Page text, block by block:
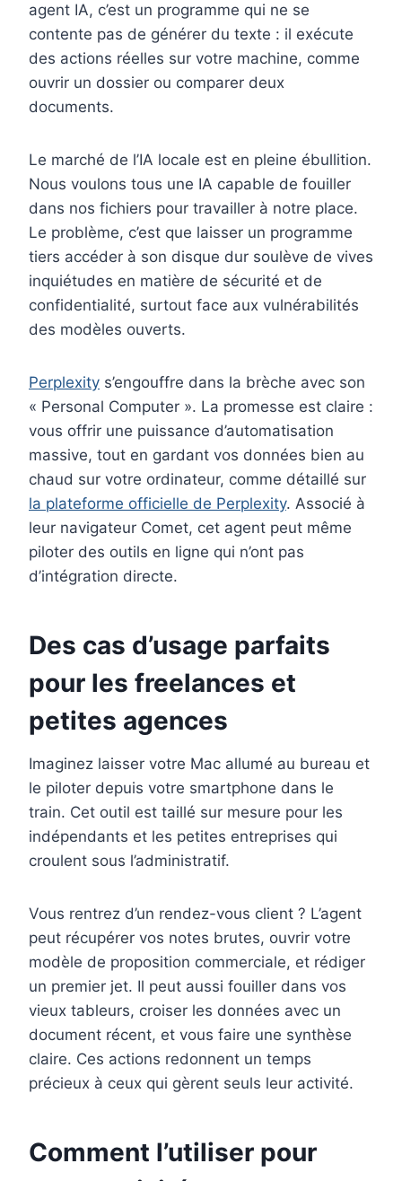
agent IA, c’est un programme qui ne se
contente pas de générer du texte : il exécute
des actions réelles sur votre machine, comme
ouvrir un dossier ou comparer deux
documents.
Le marché de l’IA locale est en pleine ébullition.
Nous voulons tous une IA capable de fouiller
dans nos fichiers pour travailler à notre place.
Le problème, c’est que laisser un programme
tiers accéder à son disque dur soulève de vives
inquiétudes en matière de sécurité et de
confidentialité, surtout face aux vulnérabilités
des modèles ouverts.
Perplexity s’engouffre dans la brèche avec son
« Personal Computer ». La promesse est claire :
vous offrir une puissance d’automatisation
massive, tout en gardant vos données bien au
chaud sur votre ordinateur, comme détaillé sur
la plateforme officielle de Perplexity. Associé à
leur navigateur Comet, cet agent peut même
piloter des outils en ligne qui n’ont pas
d’intégration directe.
Des cas d’usage parfaits
pour les freelances et
petites agences
Imaginez laisser votre Mac allumé au bureau et
le piloter depuis votre smartphone dans le
train. Cet outil est taillé sur mesure pour les
indépendants et les petites entreprises qui
croulent sous l’administratif.
Vous rentrez d’un rendez-vous client ? L’agent
peut récupérer vos notes brutes, ouvrir votre
modèle de proposition commerciale, et rédiger
un premier jet. Il peut aussi fouiller dans vos
vieux tableurs, croiser les données avec un
document récent, et vous faire une synthèse
claire. Ces actions redonnent un temps
précieux à ceux qui gèrent seuls leur activité.
Comment l’utiliser pour